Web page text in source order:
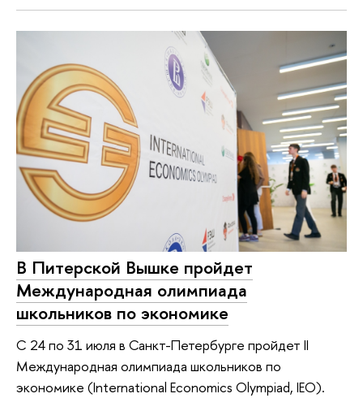
В Питерской Вышке пройдет
Международная олимпиада
школьников по экономике
С 24 по 31 июля в Санкт-Петербурге пройдет II
Международная олимпиада школьников по
экономике (International Economics Olympiad, IEO).